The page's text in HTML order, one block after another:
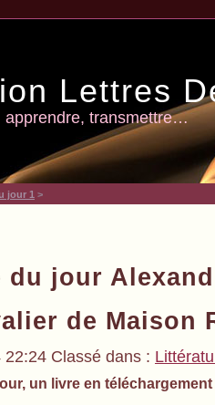
Lettres
apprendre, transmettre…
jour 1 >
du jour
de Maison
22:24 Classé dans :
un livre en téléchargement